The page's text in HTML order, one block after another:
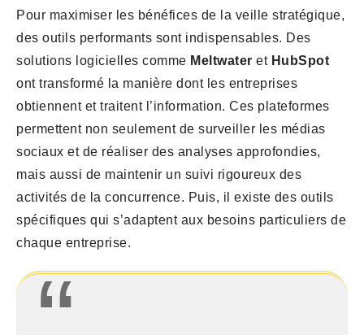
Pour maximiser les bénéfices de la veille stratégique,
des outils performants sont indispensables. Des
solutions logicielles comme Meltwater et HubSpot
ont transformé la manière dont les entreprises
obtiennent et traitent l’information. Ces plateformes
permettent non seulement de surveiller les médias
sociaux et de réaliser des analyses approfondies,
mais aussi de maintenir un suivi rigoureux des
activités de la concurrence. Puis, il existe des outils
spécifiques qui s’adaptent aux besoins particuliers de
chaque entreprise.